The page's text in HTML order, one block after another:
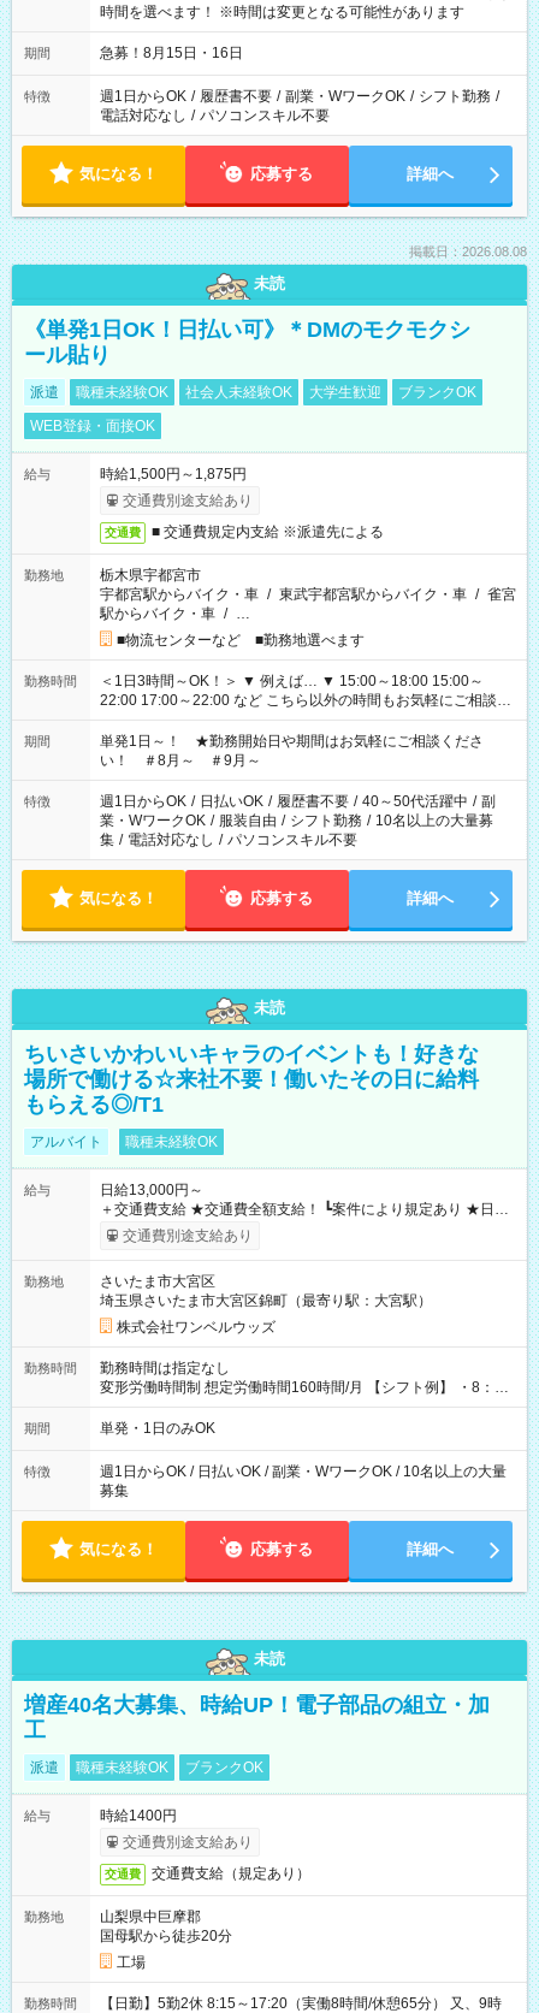
時間を選べます！ ※時間は変更となる可能性があります
期間 急募！8月15日・16日
特徴 週1日からOK / 履歴書不要 / 副業・WワークOK / シフト勤務 /
電話対応なし / パソコンスキル不要
気になる！ 応募する 詳細へ
掲載日：2026.08.08
未読
《単発1日OK！日払い可》＊DMのモクモクシ
ール貼り
派遣 職種未経験OK 社会人未経験OK 大学生歓迎
ブランクOK
WEB登録・面接OK
給与
時給1,500円～1,875円
交通費別途支給あり
交通費 ■ 交通費規定内支給 ※派遣先による
勤務地
栃木県宇都宮市
宇都宮駅からバイク・車 / 東武宇都宮駅からバイク・車 / 雀宮
駅からバイク・車 / …
■物流センターなど ■勤務地選べます
勤務時間
＜1日3時間～OK！＞ ▼ 例えば… ▼ 15:00～18:00 15:00～
22:00 17:00～22:00 など こちら以外の時間もお気軽にご相談く
ださい！
期間
単発1日～！ ★勤務開始日や期間はお気軽にご相談くださ
い！ ＃8月～ ＃9月～
特徴 週1日からOK / 日払いOK / 履歴書不要 / 40～50代活躍中 / 副
業・WワークOK / 服装自由 / シフト勤務 / 10名以上の大量募
集 / 電話対応なし / パソコンスキル不要
気になる！ 応募する 詳細へ
未読
ちいさいかわいいキャラのイベントも！好きな
場所で働ける☆来社不要！働いたその日に給料
もらえる◎/T1
アルバイト 職種未経験OK
給与
日給13,000円～
＋交通費支給 ★交通費全額支給！ ┗案件により規定あり ★日払
いOK！（規定あり） ┗働いたその日に現金GET♪ お仕事後はコ
ンビニATMから 日払い分を引き落とせます！ 【試用期間】試
交通費別途支給あり
勤務地
さいたま市大宮区
埼玉県さいたま市大宮区錦町（最寄り駅：大宮駅）
株式会社ワンベルウッズ
勤務時間
勤務時間は指定なし
変形労働時間制 想定労働時間160時間/月 【シフト例】 ・8：00
～21：00
期間 単発・1日のみOK
特徴
週1日からOK / 日払いOK / 副業・WワークOK / 10名以上の大量
募集
気になる！ 応募する 詳細へ
未読
増産40名大募集、時給UP！電子部品の組立・加
工
派遣 職種未経験OK ブランクOK
給与
時給1400円
交通費別途支給あり
交通費 交通費支給（規定あり）
勤務地
山梨県中巨摩郡
国母駅から徒歩20分
工場
勤務時間
【日勤】5勤2休 8:15～17:20（実働8時間/休憩65分） 又、9時